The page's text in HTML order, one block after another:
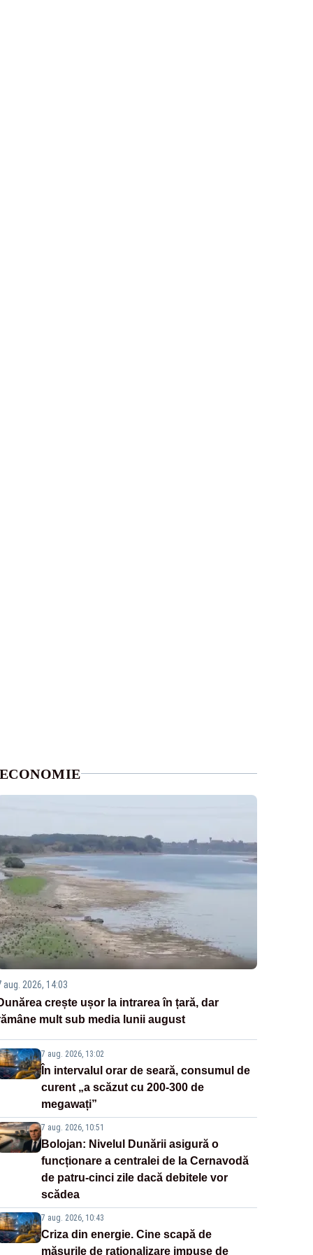
aug. 2026, 14:03
crește ușor la intrarea în țară, dar
mult sub media lunii august
7 aug. 2026, 13:02
În intervalul orar de seară, consumul de
curent „a scăzut cu 200-300 de
megawați”
7 aug. 2026, 10:51
Bolojan: Nivelul Dunării asigură o
funcționare a centralei de la Cernavodă
de patru-cinci zile dacă debitele vor
scădea
7 aug. 2026, 10:43
Criza din energie. Cine scapă de
măsurile de raționalizare impuse de